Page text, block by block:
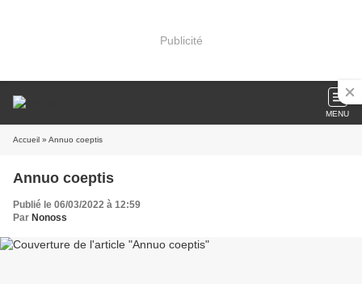
Publicité
MENU
Accueil » Annuo coeptis
Annuo coeptis
Publié le 06/03/2022 à 12:59
Par Nonoss